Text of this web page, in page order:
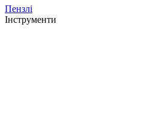
Пензлі
Інструменти